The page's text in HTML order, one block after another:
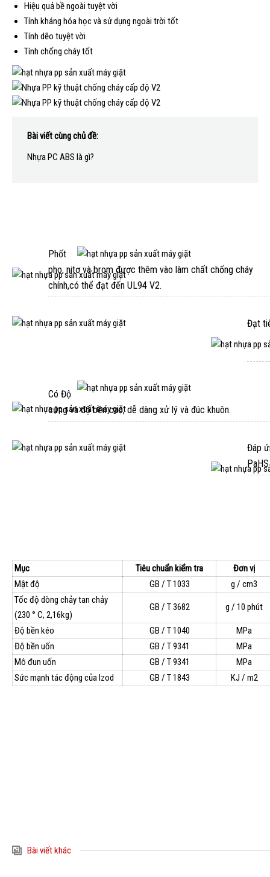
Hiệu quả bề ngoài tuyệt vời
Tính kháng hóa học và sử dụng ngoài trời tốt
Tính dẽo tuyệt vời
Tính chống cháy tốt
Bài viết cùng chủ đề:
Nhựa PC ABS là gì?
Phốt
pho, nitơ và brom được thêm vào làm chất chống cháy
chính,có thể đạt đến UL94 V2.
Đạt
Có Độ
cứng và độ bền cao, dễ dàng xử lý và đúc khuôn.
Đáp
Mục Tiêu chuẩn kiểm tra
Đơn vị
Mật độ
GB / T 1033
g / cm3
Tốc độ dòng chảy tan chảy
(230 ° C, 2,16kg)
GB / T 3682 g / 10 phút
Độ bền kéo GB / T 1040
MPa
Độ bền uốn
GB / T 9341
MPa
Mô đun uốn
GB / T 9341
MPa
Sức mạnh tác động của Izod
GB / T 1843 KJ / m2
Bài viết khác